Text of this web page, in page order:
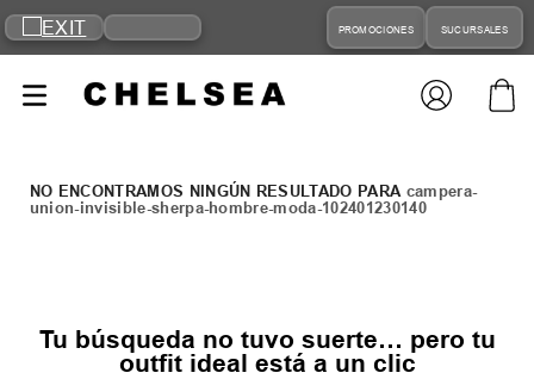
PROMOCIONES SUCURSALES
campera-
union-invisible-sherpa-hombre-moda-102401230140
Tu búsqueda no tuvo suerte… pero tu
outfit ideal está a un clic